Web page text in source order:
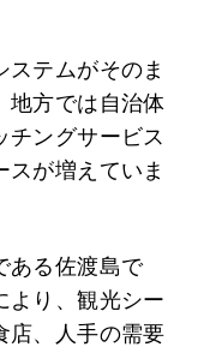
テムがそのま
地方では自治体
チングサービス
が増えていま
ある佐渡島で
より、観光シー
店、人手の需要